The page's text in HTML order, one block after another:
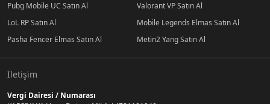
Pubg Mobile UC Satın Al
Valorant VP Satın Al
LoL RP Satın Al
Mobile Legends Elmas Satın Al
Pasha Fencer Elmas Satın Al
Metin2 Yang Satın Al
İletişim
Vergi Dairesi / Numarası